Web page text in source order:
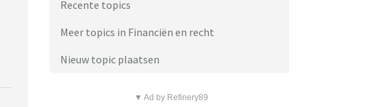
Recente topics
Meer topics in Financiën en recht
Nieuw topic plaatsen
▼ Ad by Refinery89